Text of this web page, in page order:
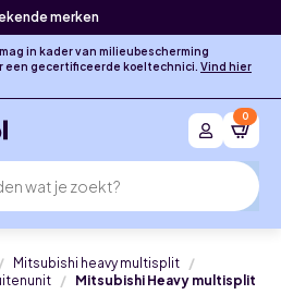
merken
in kader van milieubescherming
een gecertificeerde koeltechnici. Vind hier
0
Mitsubishi heavy multisplit
Mitsubishi Heavy multisplit